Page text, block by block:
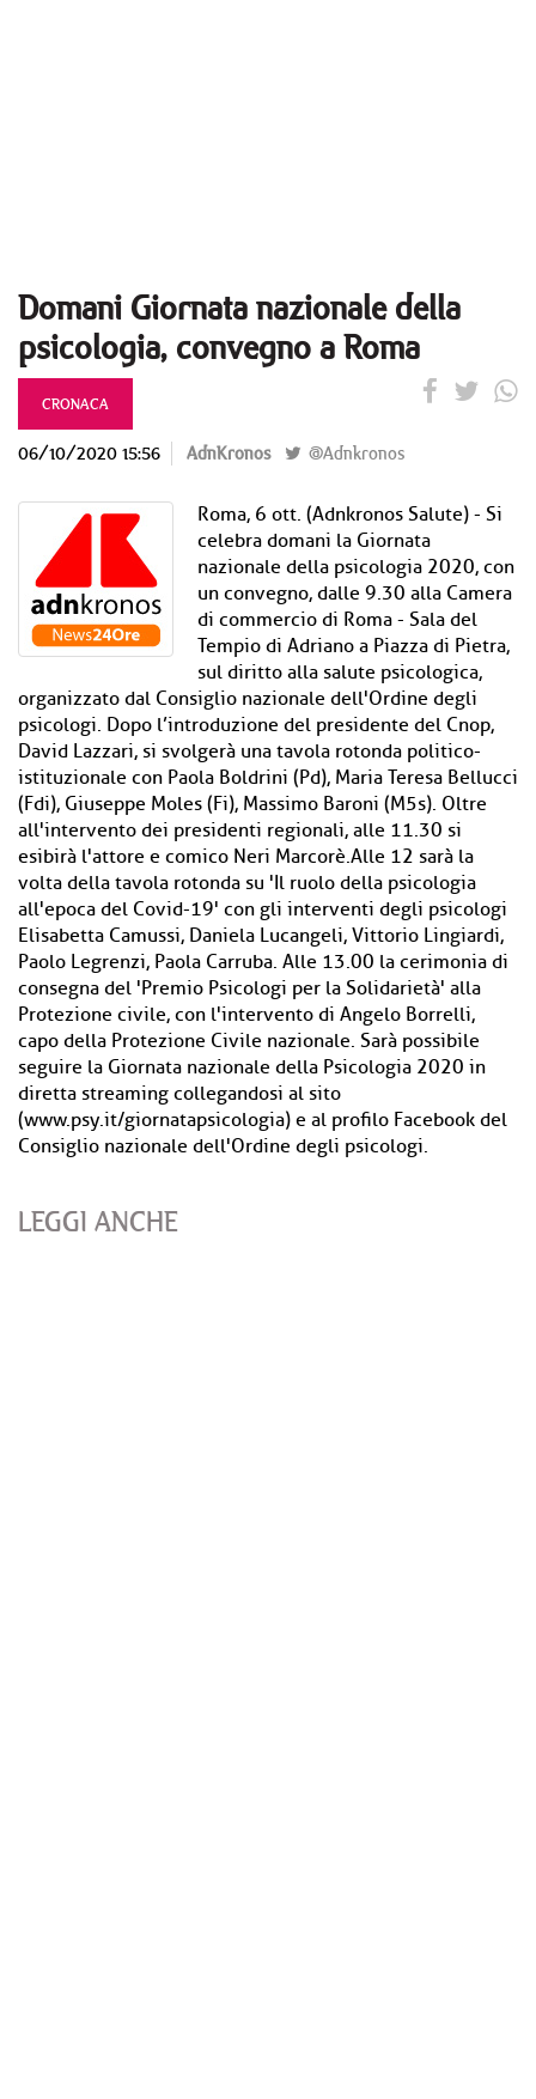
Domani Giornata nazionale della
psicologia, convegno a Roma
CRONACA
06/10/2020 15:56 AdnKronos @Adnkronos
Roma, 6 ott. (Adnkronos Salute) - Si
celebra domani la Giornata
nazionale della psicologia 2020, con
un convegno, dalle 9.30 alla Camera
di commercio di Roma - Sala del
Tempio di Adriano a Piazza di Pietra,
sul diritto alla salute psicologica,
organizzato dal Consiglio nazionale dell'Ordine degli
psicologi. Dopo l’introduzione del presidente del Cnop,
David Lazzari, si svolgerà una tavola rotonda politico-
istituzionale con Paola Boldrini (Pd), Maria Teresa Bellucci
(Fdi), Giuseppe Moles (Fi), Massimo Baroni (M5s). Oltre
all'intervento dei presidenti regionali, alle 11.30 si
esibirà l'attore e comico Neri Marcorè.Alle 12 sarà la
volta della tavola rotonda su 'Il ruolo della psicologia
all'epoca del Covid-19' con gli interventi degli psicologi
Elisabetta Camussi, Daniela Lucangeli, Vittorio Lingiardi,
Paolo Legrenzi, Paola Carruba. Alle 13.00 la cerimonia di
consegna del 'Premio Psicologi per la Solidarietà' alla
Protezione civile, con l'intervento di Angelo Borrelli,
capo della Protezione Civile nazionale. Sarà possibile
seguire la Giornata nazionale della Psicologia 2020 in
diretta streaming collegandosi al sito
(www.psy.it/giornatapsicologia) e al profilo Facebook del
Consiglio nazionale dell'Ordine degli psicologi.
LEGGI ANCHE